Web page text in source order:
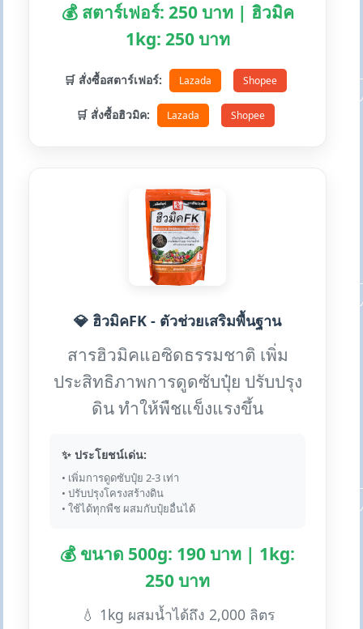
💰 สตาร์เฟอร์: 250 บาท | ฮิวมิค
1kg: 250 บาท
🛒 สั่งซื้อสตาร์เฟอร์: Lazada Shopee
🛒 สั่งซื้อฮิวมิค: Lazada Shopee
💎 ฮิวมิคFK - ตัวช่วยเสริมพื้นฐาน
สารฮิวมิคแอซิดธรรมชาติ เพิ่ม
ประสิทธิภาพการดูดซับปุ๋ย ปรับปรุง
ดิน ทำให้พืชแข็งแรงขึ้น
✨ ประโยชน์เด่น:
• เพิ่มการดูดซับปุ๋ย 2-3 เท่า
• ปรับปรุงโครงสร้างดิน
• ใช้ได้ทุกพืช ผสมกับปุ๋ยอื่นได้
💰 ขนาด 500g: 190 บาท | 1kg:
250 บาท
💧 1kg ผสมน้ำได้ถึง 2,000 ลิตร